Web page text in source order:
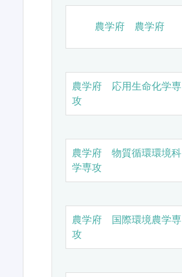
農学府 農学府
農学府 応用生命化学専
攻
農学府 物質循環環境科
学専攻
農学府 国際環境農学専
攻